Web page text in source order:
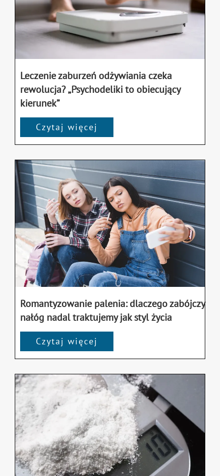
Leczenie zaburzeń odżywiania czeka
rewolucja? „Psychodeliki to obiecujący
kierunek”
Czytaj więcej
Romantyzowanie palenia: dlaczego zabójczy
nałóg nadal traktujemy jak styl życia
Czytaj więcej